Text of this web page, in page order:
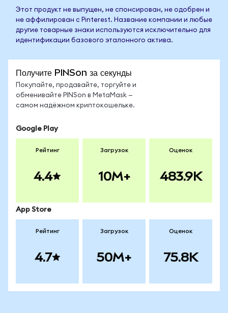
Этот продукт не выпущен, не спонсирован, не одобрен и
не аффилирован с Pinterest. Название компании и любые
другие товарные знаки используются исключительно для
идентификации базового эталонного актива.
Получите PINSon за секунды
Покупайте, продавайте, торгуйте и
обменивайте PINSon в MetaMask —
самом надёжном криптокошельке.
Google Play
Рейтинг
4.4
Загрузок
10M+
Оценок
483.9K
App Store
Рейтинг
4.7
Загрузок
50M+
Оценок
75.8K